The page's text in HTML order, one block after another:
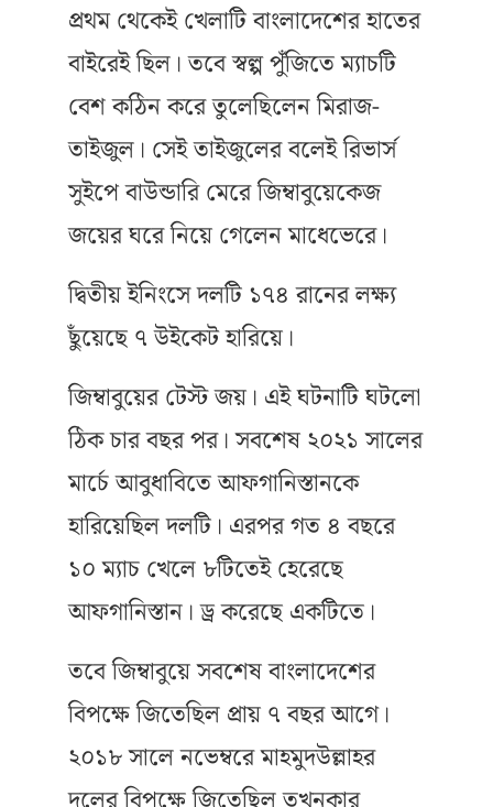
প্রথম থেকেই খেলাটি বাংলাদেশের হাতের
বাইরেই ছিল। তবে স্বল্প পুঁজিতে ম্যাচটি
বেশ কঠিন করে তুলেছিলেন মিরাজ-
তাইজুল। সেই তাইজুলের বলেই রিভার্স
সুইপে বাউন্ডারি মেরে জিম্বাবুয়েকেজ
জয়ের ঘরে নিয়ে গেলেন মাধেভেরে।
দ্বিতীয় ইনিংসে দলটি ১৭৪ রানের লক্ষ্য
ছুঁয়েছে ৭ উইকেট হারিয়ে।
জিম্বাবুয়ের টেস্ট জয়। এই ঘটনাটি ঘটলো
ঠিক চার বছর পর। সবশেষ ২০২১ সালের
মার্চে আবুধাবিতে আফগানিস্তানকে
হারিয়েছিল দলটি। এরপর গত ৪ বছরে
১০ ম্যাচ খেলে ৮টিতেই হেরেছে
আফগানিস্তান। ড্র করেছে একটিতে।
তবে জিম্বাবুয়ে সবশেষ বাংলাদেশের
বিপক্ষে জিতেছিল প্রায় ৭ বছর আগে।
২০১৮ সালে নভেম্বরে মাহমুদউল্লাহর